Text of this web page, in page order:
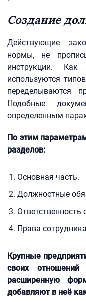
Создание
Действующие
нормы, не
инструкции. Как
используются
переделываются
Подобные
определенным
По этим
разделов:
Основная часть.
Должностные
Права
Крупные
своих
расширенную
добавляют в неё